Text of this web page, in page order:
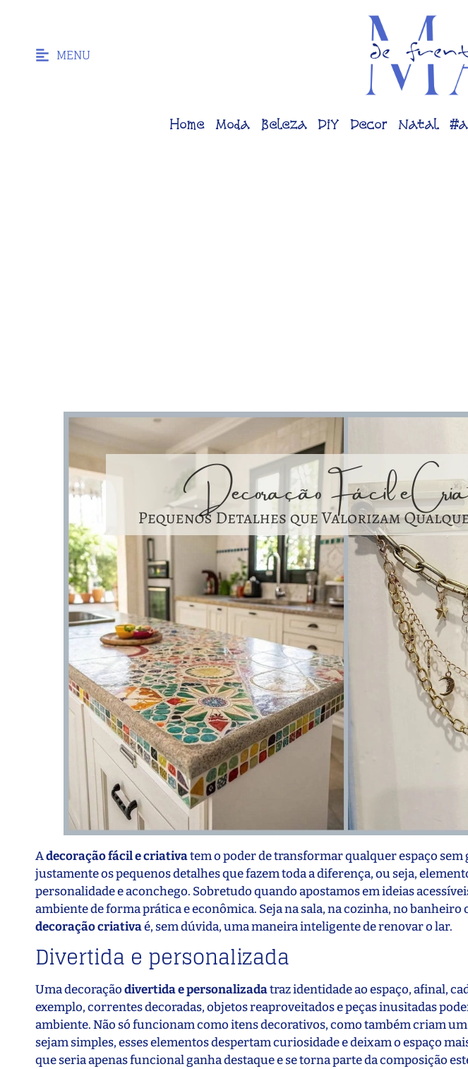
MENU
Home Moda Beleza DiY Decor Natal
Adecoração fácil e criativatem o poder de transformar qualquer espaço sem
justamente os pequenos detalhes que fazem toda a diferença, ou seja,
personalidade e aconchego. Sobretudo quando apostamos em ideias
ambiente de forma prática e econômica. Seja na sala, na cozinha, no banheiro
decoração criativaé, sem dúvida, uma maneira inteligente de renovar o lar.
Divertida e personalizada
Uma decoraçãodivertida e personalizadatraz identidade ao espaço, afinal,
exemplo, correntes decoradas, objetos reaproveitados e peças inusitadas
ambiente. Não só funcionam como itens decorativos, como também criam
sejam simples, esses elementos despertam curiosidade e deixam o espaço
que seria apenas funcional ganha destaque e se torna parte da composição